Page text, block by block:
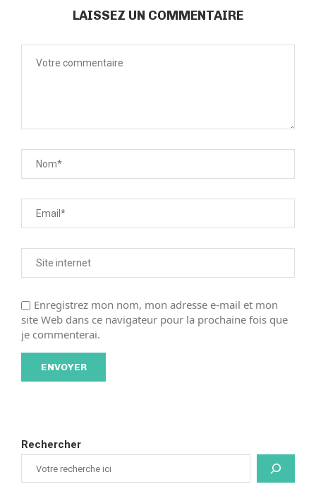
LAISSEZ UN COMMENTAIRE
Enregistrez mon nom, mon adresse e-mail et mon
site Web dans ce navigateur pour la prochaine fois que
je commenterai.
Rechercher